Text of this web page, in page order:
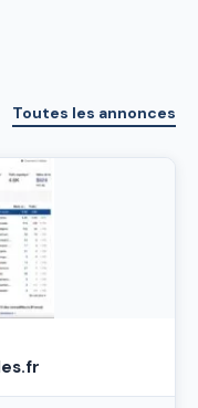
Toutes les annonces